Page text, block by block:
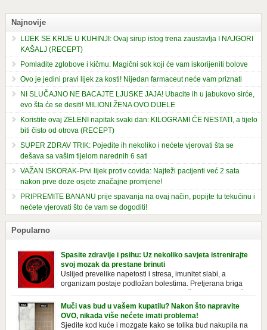
Najnovije
LIJEK SE KRIJE U KUHINJI: Ovaj sirup istog trena zaustavlja I NAJGORI
KAŠALJ (RECEPT)
Pomladite zglobove i kičmu: Magični sok koji će vam iskorijeniti bolove
Ovo je jedini pravi lijek za kosti! Nijedan farmaceut neće vam priznati
NI SLUČAJNO NE BACAJTE LJUSKE JAJA! Ubacite ih u jabukovo sirće,
evo šta će se desiti! MILIONI ŽENA OVO DIJELE
Koristite ovaj ZELENI napitak svaki dan: KILOGRAMI ĆE NESTATI, a tijelo
biti čisto od otrova (RECEPT)
SUPER ZDRAV TRIK: Pojedite ih nekoliko i nećete vjerovati šta se
dešava sa vašim tijelom narednih 6 sati
VAŽAN ISKORAK-Prvi lijek protiv covida: Najteži pacijenti već 2 sata
nakon prve doze osjete značajne promjene!
PRIPREMITE BANANU prije spavanja na ovaj način, popijte tu tekućinu i
nećete vjerovati što će vam se dogoditi!
Popularno
Spasite zdravlje i psihu: Uz nekoliko savjeta istrenirajte
svoj mozak da prestane brinuti
Uslijed prevelike napetosti i stresa, imunitet slabi, a
organizam postaje podložan bolestima. Pretjerana briga
ostavlja posljedice na mentalno i na fizičko zdravlje. Može
izazvati stres, depresiju, umor i loše zdravstveno stanje. Jeste li znali da
pretjerana briga može povećati broj otkucaja srca, otežati disanje i
izazvati bljedilo lica? Krv se povlači s površine i odlazi […]
Muči vas buđ u vašem kupatilu? Nakon što napravite
OVO, nikada više nećete imati problema!
Sjedite kod kuće i mozgate kako se tolika buđ nakupila na